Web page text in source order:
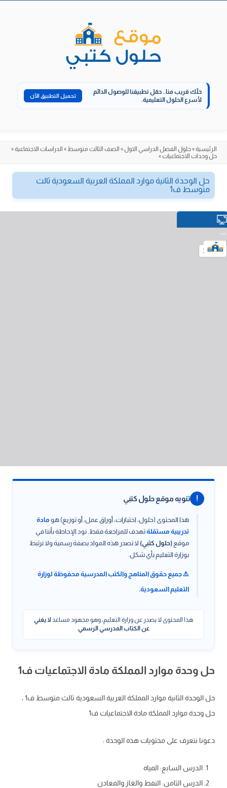
خلّك قريب منا.. حمّل تطبيقنا للوصول الدائم
لأسرع الحلول التعليمية.
تحميل التطبيق الآن
الرئيسية»حلول الفصل الدراسي الاول» الصف الثالث متوسط» الدراسات الاجتماعية»
حل وحدات الاجتماعيات»
حل الوحدة الثانية موارد المملكة العربية السعودية ثالث
متوسط ف1
! تنويه موقع حلول كتبي
هذا المحتوى (حلول، اختبارات، أوراق عمل، أو توزيع) هو مادة
تدريبية مستقلةتهدف للمراجعة فقط. نود الإحاطة بأننا في
موقع (حلول كتبي) لا نصدر هذه المواد بصفة رسمية ولا نرتبط
بوزارة التعليم بأي شكل.
⚠️ جميع حقوق المناهج والكتب المدرسية محفوظة لوزارة
التعليم السعودية.
هذا المحتوى لا يصدر عن وزارة التعليم، وهو مجهود مساعدلا يغني
عن الكتاب المدرسي الرسمي.
حل وحدة موارد المملكة مادة الاجتماعيات ف1
حل الوحدة الثانية موارد المملكة العربية السعودية ثالث متوسط ف1 ،
حل وحدة موارد المملكة مادة الاجتماعيات ف1
دعونا نتعرف على محتويات هذه الوحدة :
الدرس السابع: المياه
الدرس الثامن: النفط والغاز والمعادن